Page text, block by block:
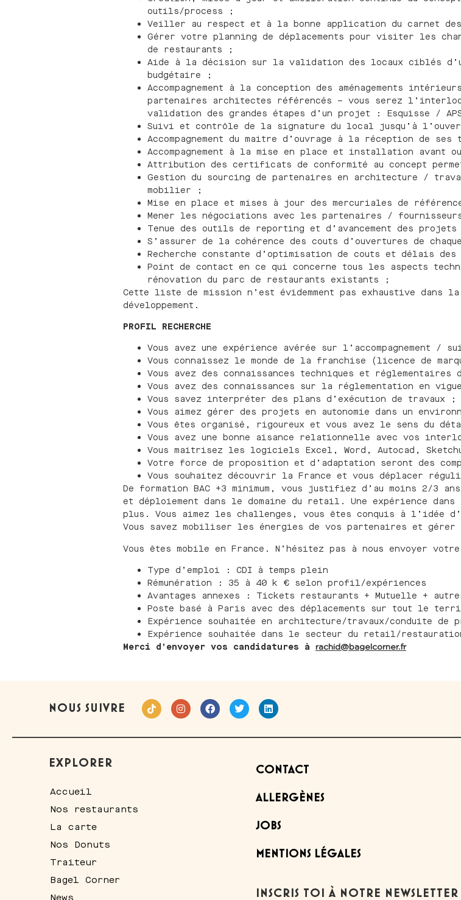
outils/process ;
Veiller au respect et à la bonne application du carnet
Gérer votre planning de déplacements pour visiter les
de restaurants ;
Aide à la décision sur la validation des locaux ciblés
budgétaire ;
Accompagnement à la conception des aménagements
partenaires architectes référencés – vous serez
validation des grandes étapes d’un projet : Esquisse /
Suivi et contrôle de la signature du local jusqu’à
Accompagnement du maitre d’ouvrage à la réception de
Accompagnement à la mise en place et installation avant
Attribution des certificats de conformité au concept
Gestion du sourcing de partenaires en architecture /
mobilier ;
Mise en place et mises à jour des mercuriales de
Mener les négociations avec les partenaires /
Tenue des outils de reporting et d’avancement des
S’assurer de la cohérence des couts d’ouvertures de
Recherche constante d’optimisation de couts et délais
Point de contact en ce qui concerne tous les aspects
rénovation du parc de restaurants existants ;
Cette liste de mission n’est évidemment pas exhaustive dans
développement.
PROFIL RECHERCHE
Vous avez une expérience avérée sur
Vous connaissez le monde de la franchise (licence de
Vous avez des connaissances techniques et
Vous avez des connaissances sur la réglementation en
Vous savez interpréter des plans d’exécution de travaux ;
Vous aimez gérer des projets en autonomie dans un
Vous êtes organisé, rigoureux et vous avez le sens du
Vous avez une bonne aisance relationnelle avec vos
Vous maitrisez les logiciels Excel, Word, Autocad,
Votre force de proposition et d’adaptation seront des
Vous souhaitez découvrir la France et vous déplacer
De formation BAC +3 minimum, vous justifiez d’au moins 2/3
et déploiement dans le domaine du retail. Une expérience
plus. Vous aimez les challenges, vous êtes conquis à l’idée
Vous savez mobiliser les énergies de vos partenaires et
Vous êtes mobile en France. N’hésitez pas à nous envoyer
Type d’emploi : CDI à temps plein
Rémunération : 35 à 40 k € selon profil/expériences
Avantages annexes : Tickets restaurants + Mutuelle +
Poste basé à Paris avec des déplacements sur tout le
Expérience souhaitée en architecture/travaux/conduite de
Expérience souhaitée dans le secteur du retail/
Merci d’envoyer vos candidatures à
rachid@bagelcorner.fr
NOUS SUIVRE
EXPLORER
Accueil
Nos restaurants
La carte
Nos Donuts
Traiteur
Bagel Corner
CONTACT
ALLERGÈNES
JOBS
MENTIONS LÉGALES
INSCRIS TOI À NOTRE NEWSLETTER